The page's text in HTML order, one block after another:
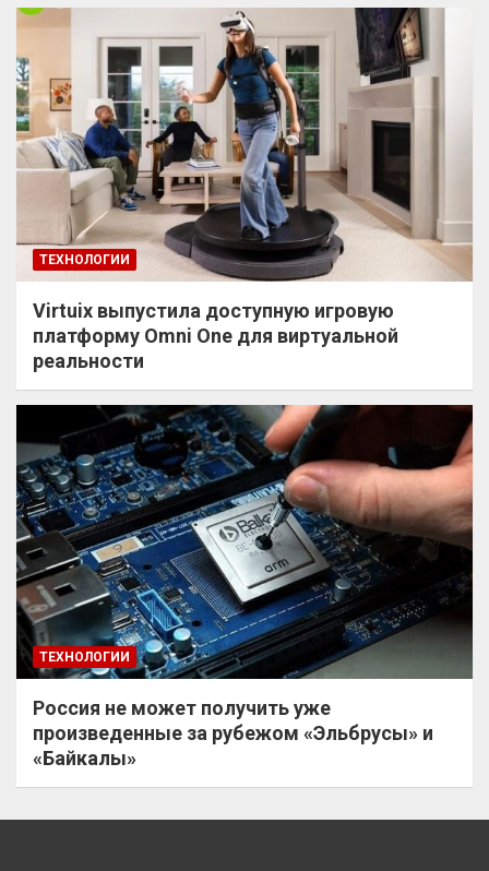
ТЕХНОЛОГИИ
Virtuix выпустила доступную игровую
платформу Omni One для виртуальной
реальности
ТЕХНОЛОГИИ
Россия не может получить уже
произведенные за рубежом «Эльбрусы» и
«Байкалы»